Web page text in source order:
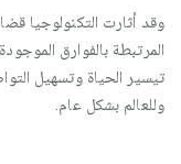
وقد أثارت التكنولوجيا
المرتبطة بالفوارق
تيسير الحياة وتسهيل
وللعالم بشكل عام.